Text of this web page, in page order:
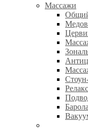
Массажи